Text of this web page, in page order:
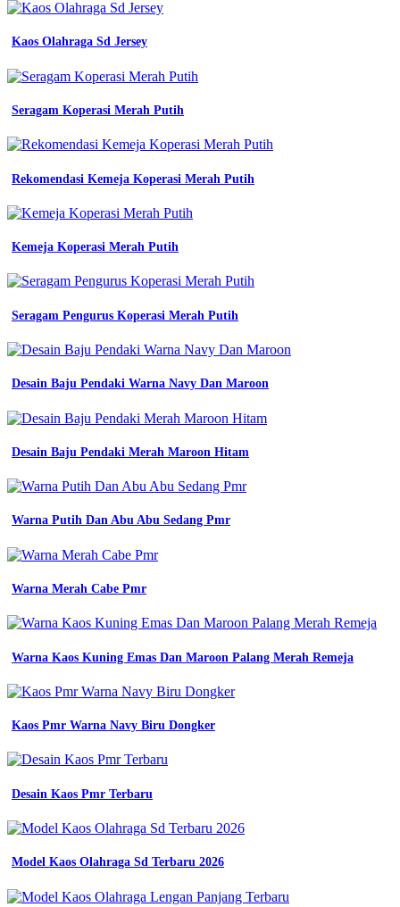
keren
konveksi
baju
kerja
dan
murah
wa
0815
3317
6886
baju
seragam
cv
by
baju
medan
2023
kerja
pria
proyek
konveksi
seragam
dingin
0815
6886
seragam
cv
by
baju
pdh
medium
konveksi
busana
karyawan
jual
Kaos Olahraga Sd Jersey
Seragam Koperasi Merah Putih
Rekomendasi Kemeja Koperasi Merah Putih
Kemeja Koperasi Merah Putih
Seragam Pengurus Koperasi Merah Putih
Desain Baju Pendaki Warna Navy Dan Maroon
Desain Baju Pendaki Merah Maroon Hitam
Warna Putih Dan Abu Abu Sedang Pmr
Warna Merah Cabe Pmr
Warna Kaos Kuning Emas Dan Maroon Palang Merah Remeja
Kaos Pmr Warna Navy Biru Dongker
Desain Kaos Pmr Terbaru
Model Kaos Olahraga Sd Terbaru 2026